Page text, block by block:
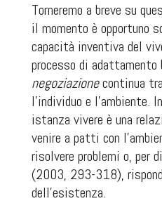
Torneremo a breve su
il momento è opportuno
capacità inventiva del
processo di adattamento
negoziazionecontinua
l’individuo e l’ambiente.
istanza vivere è una
venire a patti con
risolvere problemi o, per
(2003, 293-318),
dell’esistenza.